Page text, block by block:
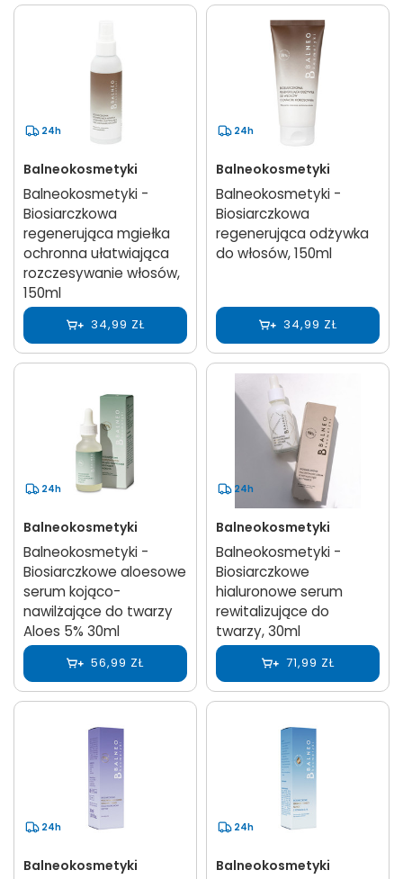
24h
Balneokosmetyki
Balneokosmetyki -
Biosiarczkowa
regenerująca mgiełka
ochronna ułatwiająca
rozczesywanie włosów,
150ml
34,99 ZŁ
24h
Balneokosmetyki
Balneokosmetyki -
Biosiarczkowa
regenerująca odżywka
do włosów, 150ml
34,99 ZŁ
24h
Balneokosmetyki
Balneokosmetyki -
Biosiarczkowe aloesowe
serum kojąco-
nawilżające do twarzy
Aloes 5% 30ml
56,99 ZŁ
24h
Balneokosmetyki
Balneokosmetyki -
Biosiarczkowe
hialuronowe serum
rewitalizujące do
twarzy, 30ml
71,99 ZŁ
24h
Balneokosmetyki
24h
Balneokosmetyki